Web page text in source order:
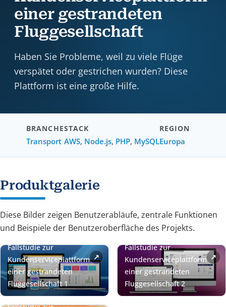
einer gestrandeten
Fluggesellschaft
Haben Sie Probleme, weil zu viele Flüge
verspätet oder gestrichen wurden? Diese
Plattform ist eine große Hilfe.
BRANCHE
Transport
STACK
AWS, Node.js, PHP, MySQL
REGION
Europa
Produktgalerie
Diese Bilder zeigen Benutzerabläufe, zentrale Funktionen
und Beispiele der Benutzeroberfläche des Projekts.